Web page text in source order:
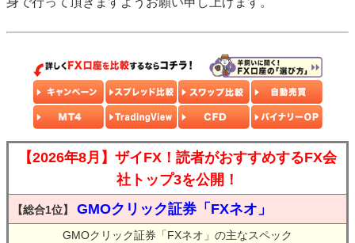
【2026年8月】ザイFX！読者がおすすめするFX会
社トップ3を公開！
【総合1位】 GMOクリック証券「FXネオ」
GMOクリック証券「FXネオ」の主なスペック